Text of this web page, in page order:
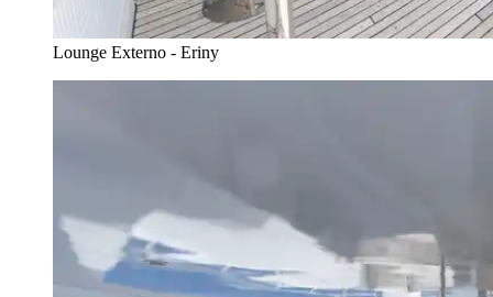
Lounge Externo - Eriny